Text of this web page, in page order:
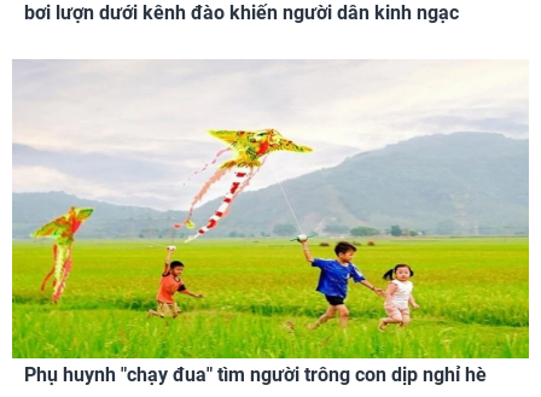
bơi lượn dưới kênh đào khiến người dân kinh ngạc
Phụ huynh "chạy đua" tìm người trông con dịp nghỉ hè